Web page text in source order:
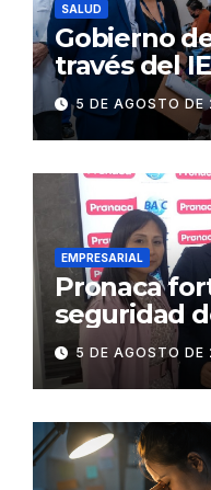
SALUD
Gobierno
través del
en 86
salud
5 DE AGOSTO DE
EMPRESARIAL
Pronaca
seguridad
suministro
BASC en
5 DE AGOSTO